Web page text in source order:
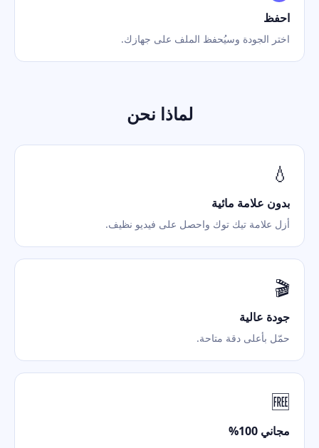
احفظ
اختر الجودة وسيُحفظ الملف على جهازك.
لماذا نحن
💧
بدون علامة مائية
أزل علامة تيك توك واحصل على فيديو نظيف.
🎬
جودة عالية
حمّل بأعلى دقة متاحة.
🆓
مجاني 100%